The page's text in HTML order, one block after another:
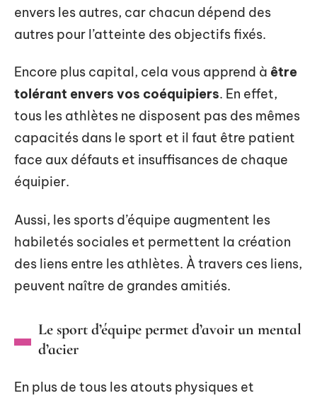
envers les autres, car chacun dépend des
autres pour l’atteinte des objectifs fixés.
Encore plus capital, cela vous apprend à être
tolérant envers vos coéquipiers. En effet,
tous les athlètes ne disposent pas des mêmes
capacités dans le sport et il faut être patient
face aux défauts et insuffisances de chaque
équipier.
Aussi, les sports d’équipe augmentent les
habiletés sociales et permettent la création
des liens entre les athlètes. À travers ces liens,
peuvent naître de grandes amitiés.
Le sport d’équipe permet d’avoir un mental
d’acier
En plus de tous les atouts physiques et